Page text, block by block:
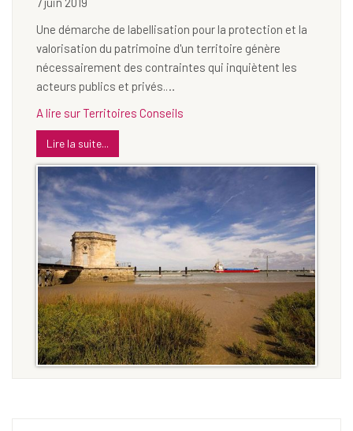
Une démarche de labellisation pour la protection et la
valorisation du patrimoine d'un territoire génère
nécessairement des contraintes qui inquiètent les
acteurs publics et privés.…
A lire sur Territoires Conseils
Lire la suite...